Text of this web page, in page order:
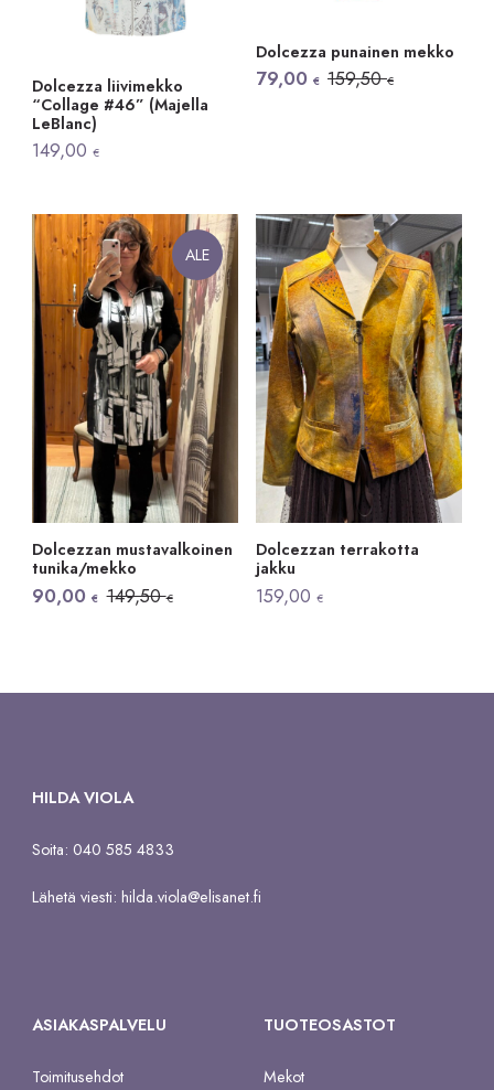
Dolcezza liivimekko
“Collage #46” (Majella
LeBlanc)
149,00€
Dolcezza punainen mekko
159,50€
Alkuperäinen
hinta
79,00 €
Nykyinen
hinta
ALE
Dolcezzan mustavalkoinen
tunika/mekko
149,50€
Alkuperäinen
hinta
90,00€
Nykyinen
hinta
Dolcezzan terrakotta
jakku
159,00 €
HILDA VIOLA
Soita: 040 585 4833
Lähetä viesti:hilda.viola@elisanet.fi
ASIAKASPALVELU
Toimitusehdot
TUOTEOSASTOT
Mekot